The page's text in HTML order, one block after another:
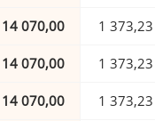
14 070,00 1 373,23
14 070,00 1 373,23
14 070,00 1 373,23